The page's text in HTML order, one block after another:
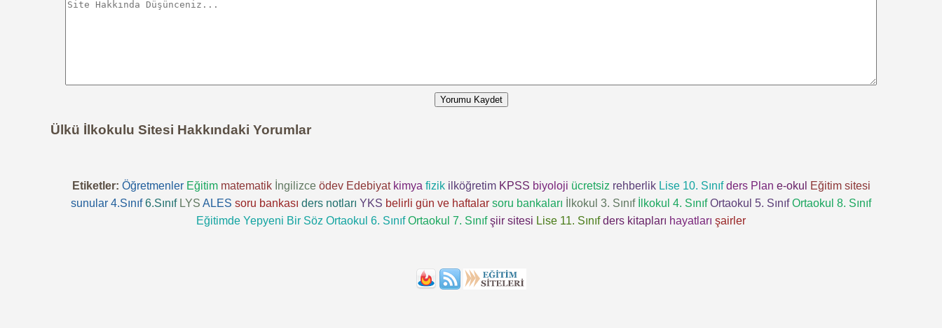
Yorumu Kaydet
Ülkü İlkokulu Sitesi Hakkındaki Yorumlar
Etiketler: Öğretmenler Eğitim matematik İngilizce ödev Edebiyat kimya fizik ilköğretim KPSS biyoloji ücretsiz rehberlik Lise 10. Sınıf ders Plan e-okul
Eğitim sitesi
sunular 4.Sınıf 6.Sınıf LYS ALES soru bankası ders notları YKS belirli gün ve haftalar soru bankaları İlkokul 3. Sınıf İlkokul 4. Sınıf Ortaokul 5. Sınıf Ortaokul 8. Sınıf
Eğitimde Yepyeni Bir Söz Ortaokul 6. Sınıf Ortaokul 7. Sınıf şiir sitesi Lise 11. Sınıf ders kitapları hayatları şairler